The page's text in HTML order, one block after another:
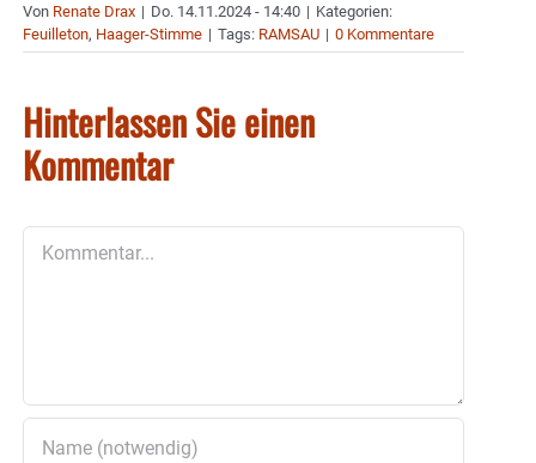
Von Renate Drax | Do. 14.11.2024 - 14:40 | Kategorien:
Feuilleton, Haager-Stimme | Tags: RAMSAU | 0 Kommentare
Hinterlassen Sie einen
Kommentar